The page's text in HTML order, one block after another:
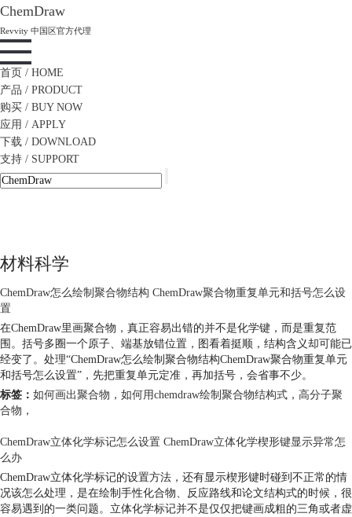
ChemDraw
Revvity 中国区官方代理
首页 / HOME
产品 / PRODUCT
购买 / BUY NOW
应用 / APPLY
下载 / DOWNLOAD
支持 / SUPPORT
材料科学
ChemDraw怎么绘制聚合物结构 ChemDraw聚合物重复单元和括号怎么设
置
在ChemDraw里画聚合物，真正容易出错的并不是化学键，而是重复范
围。括号多圈一个原子、端基放错位置，图看着挺顺，结构含义却可能已
经变了。处理“ChemDraw怎么绘制聚合物结构ChemDraw聚合物重复单元
和括号怎么设置”，先把重复单元定准，再加括号，会省事不少。
标签： 如何画出聚合物 ， 如何用chemdraw绘制聚合物结构式 ， 高分子聚
合物 ，
ChemDraw立体化学标记怎么设置 ChemDraw立体化学楔形键显示异常怎
么办
ChemDraw立体化学标记的设置方法，还有显示楔形键时碰到不正常的情
况该怎么处理，是在绘制手性化合物、反应路线和论文结构式的时候，很
容易遇到的一类问题。立体化学标记并不是仅仅把键画成粗的三角或者虚